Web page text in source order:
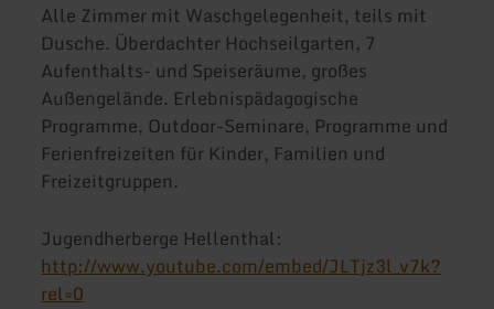
Alle Zimmer mit Waschgelegenheit, teils mit
Dusche. Überdachter Hochseilgarten, 7
Aufenthalts- und Speiseräume, großes
Außengelände. Erlebnispädagogische
Programme, Outdoor-Seminare, Programme und
Ferienfreizeiten für Kinder, Familien und
Freizeitgruppen.
Jugendherberge Hellenthal:
http://www.youtube.com/embed/JLTjz3l_v7k?
rel=0